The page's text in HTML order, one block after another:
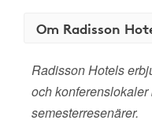
Om Radisson
Radisson Hotels
och
semesterresenärer.